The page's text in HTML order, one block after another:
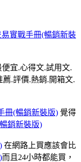
易實戰手冊(暢銷新裝
宜.心得文.試用文.
.評價.熱銷.開箱文.
冊(暢銷新裝版) 覺得
銷新裝版)
在網路上買應該會比
而且24小時都能買，